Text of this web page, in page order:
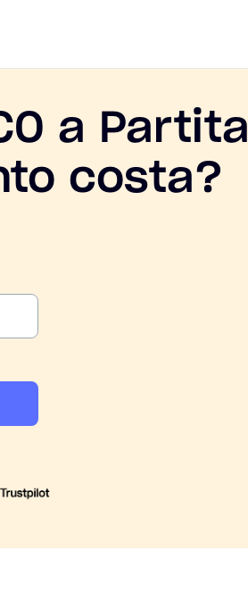
a Partita
costa?